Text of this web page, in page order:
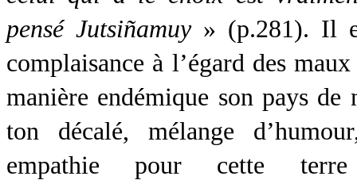
pensé Jutsiñamuy» (p.281). Il
complaisance à l’égard des
manière endémique son pays de
ton décalé, mélange
empathie pour cette terre